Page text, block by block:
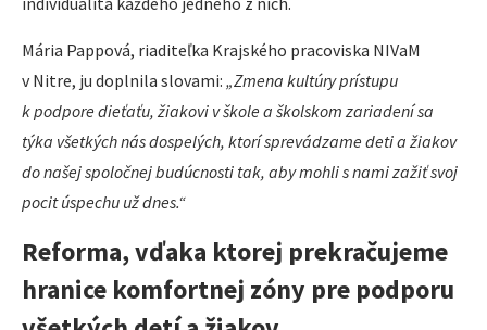
Mária Pappová, riaditeľka Krajského pracoviska NIVaM
v Nitre, ju doplnila slovami: „Zmena kultúry prístupu
k podpore dieťaťu, žiakovi v škole a školskom zariadení sa
týka všetkých nás dospelých, ktorí sprevádzame deti a žiakov
do našej spoločnej budúcnosti tak, aby mohli s nami zažiť svoj
pocit úspechu už dnes.“
Reforma, vďaka ktorej prekračujeme
hranice komfortnej zóny pre podporu